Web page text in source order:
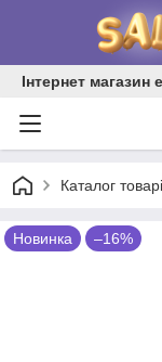
Інтернет магазин
Каталог
Новинка –16%